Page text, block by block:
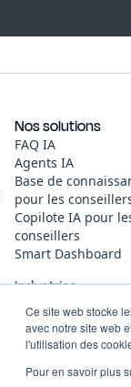
Ce site web stocke
avec notre site web
l'utilisation des
Pour en savoir plus
Nos solutions
FAQ IA
Agents IA
Base de
pour les
Copilote IA pour
conseillers
Smart Dashboard
Industries
Logistique
Logiciel et
Services publics